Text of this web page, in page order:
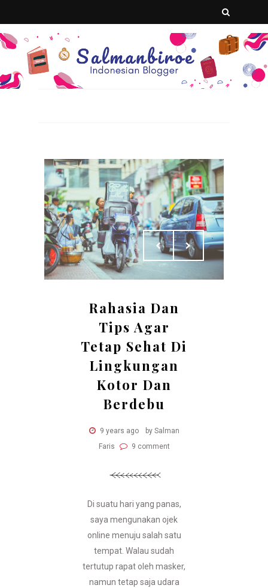
Rahasia Dan
Tips Agar
Tetap Sehat Di
Lingkungan
Kotor Dan
Berdebu
9 years ago
by Salman
Faris
9 comment
Di suatu hari yang panas,
saya mengunakan ojek
online menuju salah satu
tempat. Walau sudah
tertutup rapat oleh masker,
namun tetap saja udara